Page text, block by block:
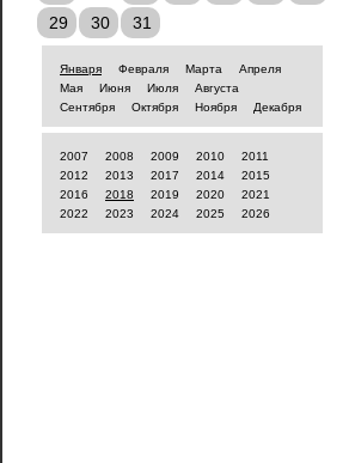
29
30 31
Января Февраля Марта
Апреля
Мая
Июня Июля
Августа
Сентября
Октября Ноября Декабря
2007 2008 2009 2010
2011
2012
2013 2017 2014
2015
2016
2018 2019 2020
2021
2022
2023 2024 2025 2026